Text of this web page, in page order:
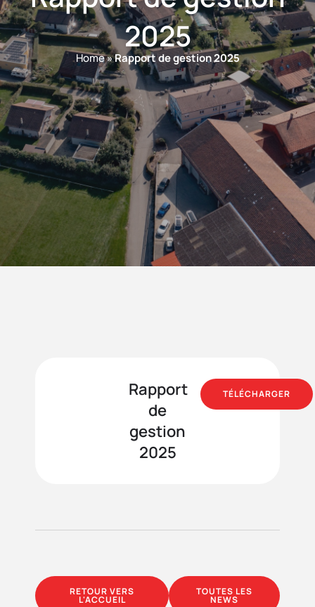
2025
Home»Rapport de gestion 2025
Rapport
de
gestion
2025
TÉLÉCHARGER
RETOUR VERS
L'ACCUEIL
TOUTES LES
NEWS